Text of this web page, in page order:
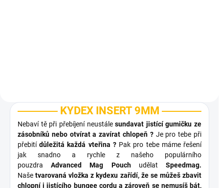
KYDEX INSERT 9MM
Nebaví tě při přebíjení neustálesundavat jistící gumičku ze
zásobníků nebo otvírat a zavírat chlopeň ?Je pro tebe při
přebitídůležitá každá vteřina ?Pak pro tebe máme řešení
jak snadno a rychle z našeho populárního
pouzdraAdvanced Mag PouchudělatSpeedmag.
Našetvarovaná vložka z kydexu zařídí, že se můžeš zbavit
chlopní i jistícího bungee cordu a zároveň se nemusíš bát,